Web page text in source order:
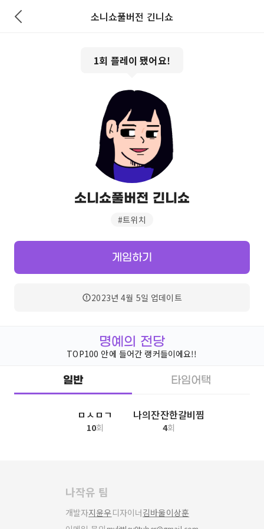
소니쇼풀버전 긴니쇼
1회 플레이 됐어요!
소니쇼풀버전 긴니쇼
#트위치
게임하기
2023년 4월 5일 업데이트
명예의 전당
TOP100 안에 들어간 랭커들이에요!!
일반 타임어택
ㅁㅅㅁㄱ
10회
나의잔잔한갈비찜
4회
나작유 팀
개발자지윤우 디자이너김바울이상훈